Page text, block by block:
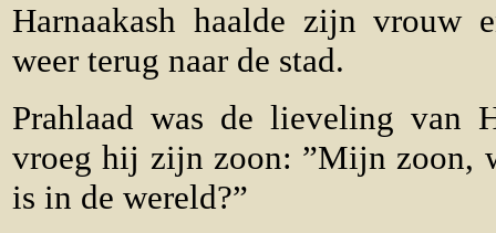
Harnaakash haalde zijn vrouw
weer terug naar de stad.
Prahlaad was de lieveling van
vroeg hij zijn zoon: ”Mijn zoon,
is in de wereld?”